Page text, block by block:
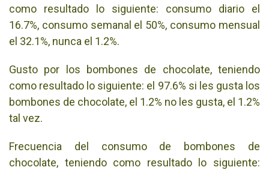
como resultado lo siguiente: consumo diario el
16.7%, consumo semanal el 50%, consumo mensual
el 32.1%, nunca el 1.2%.
Gusto por los bombones de chocolate, teniendo
como resultado lo siguiente: el 97.6% si les gusta los
bombones de chocolate, el 1.2% no les gusta, el 1.2%
tal vez.
Frecuencia del consumo de bombones de
chocolate, teniendo como resultado lo siguiente: